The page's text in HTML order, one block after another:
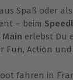
Spaß oder
– beim
Main erlebst Du
Fun, Action und
fahren in